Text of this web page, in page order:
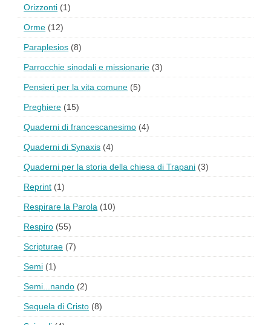
Orizzonti (1)
Orme (12)
Paraplesios (8)
Parrocchie sinodali e missionarie (3)
Pensieri per la vita comune (5)
Preghiere (15)
Quaderni di francescanesimo (4)
Quaderni di Synaxis (4)
Quaderni per la storia della chiesa di Trapani (3)
Reprint (1)
Respirare la Parola (10)
Respiro (55)
Scripturae (7)
Semi (1)
Semi...nando (2)
Sequela di Cristo (8)